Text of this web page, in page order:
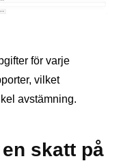
för varje
vilket
avstämning.
skatt på